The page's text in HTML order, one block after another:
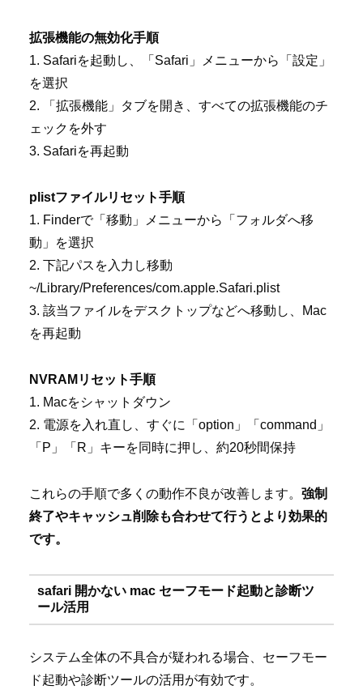
拡張機能の無効化手順
1. Safariを起動し、「Safari」メニューから「設定」
を選択
2. 「拡張機能」タブを開き、すべての拡張機能のチ
ェックを外す
3. Safariを再起動
plistファイルリセット手順
1. Finderで「移動」メニューから「フォルダへ移
動」を選択
2. 下記パスを入力し移動
~/Library/Preferences/com.apple.Safari.plist
3. 該当ファイルをデスクトップなどへ移動し、Mac
を再起動
NVRAMリセット手順
1. Macをシャットダウン
2. 電源を入れ直し、すぐに「option」「command」
「P」「R」キーを同時に押し、約20秒間保持
これらの手順で多くの動作不良が改善します。 強制
終了やキャッシュ削除も合わせて行うとより効果的
です。
safari 開かない mac セーフモード起動と診断ツ
ール活用
システム全体の不具合が疑われる場合、セーフモー
ド起動や診断ツールの活用が有効です。